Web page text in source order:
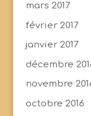
mars 2017
février 2017
janvier 2017
décembre
novembre
octobre 2016